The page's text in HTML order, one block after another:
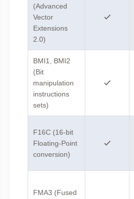
(Advanced
Vector
Extensions
2.0)
BMI1, BMI2
(Bit
manipulation
instructions
sets)
F16C (16-bit
Floating-Point
conversion)
FMA3 (Fused